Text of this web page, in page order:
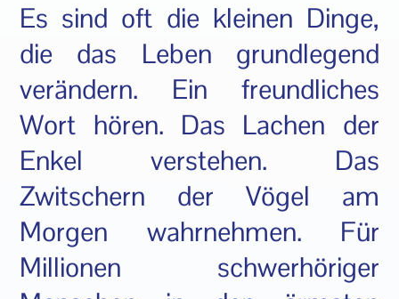
Es sind oft die kleinen Dinge,
die das Leben grundlegend
verändern. Ein freundliches
Wort hören. Das Lachen der
Enkel verstehen. Das
Zwitschern der Vögel am
Morgen wahrnehmen. Für
Millionen schwerhöriger